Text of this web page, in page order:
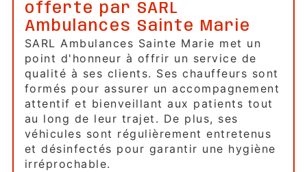
offerte par SARL
Ambulances Sainte Marie
SARL Ambulances Sainte Marie met un
point d'honneur à offrir un service de
qualité à ses clients. Ses chauffeurs sont
formés pour assurer un accompagnement
attentif et bienveillant aux patients tout
au long de leur trajet. De plus, ses
véhicules sont régulièrement entretenus
et désinfectés pour garantir une hygiène
irréprochable.